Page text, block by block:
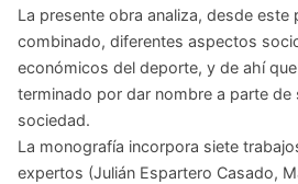
La presente obra analiza, desde este
combinado, diferentes aspectos
económicos del deporte, y de ahí
terminado por dar nombre a parte
sociedad.
La monografía incorpora siete
expertos (Julián Espartero Casado,